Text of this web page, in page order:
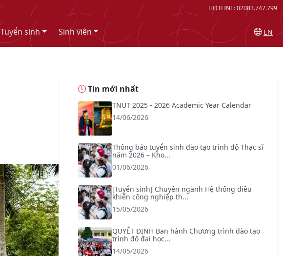
HOTLINE: 02083.747.799
Tuyển sinh Sinh viên EN
Tin mới nhất
TNUT 2025 - 2026 Academic Year Calendar
14/06/2026
Thông báo tuyển sinh đào tạo trình độ Thạc sĩ
năm 2026 – Kho...
01/06/2026
[Tuyển sinh] Chuyên ngành Hệ thống điều
khiển công nghiệp th...
15/05/2026
QUYẾT ĐỊNH Ban hành Chương trình đào tạo
trình độ đại học...
14/05/2026